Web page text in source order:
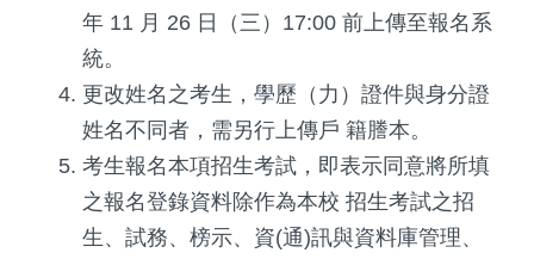
年 11 月 26 日（三）17:00 前上傳至報名系
統。
更改姓名之考生，學歷（力）證件與身分證
姓名不同者，需另行上傳戶 籍謄本。
考生報名本項招生考試，即表示同意將所填
之報名登錄資料除作為本校 招生考試之招
生、試務、榜示、資(通)訊與資料庫管理、